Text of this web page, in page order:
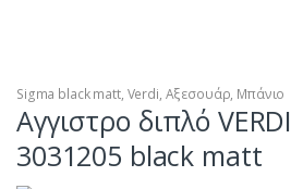
Sigma black matt, Verdi, Αξεσουάρ, Μπάνιο
Αγγιστρο διπλό
3031205 black matt